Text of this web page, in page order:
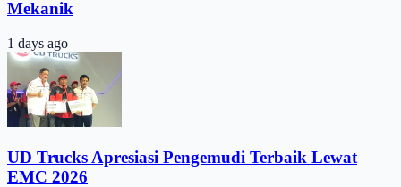
Mekanik
1 days ago
UD Trucks Apresiasi Pengemudi Terbaik Lewat
EMC 2026